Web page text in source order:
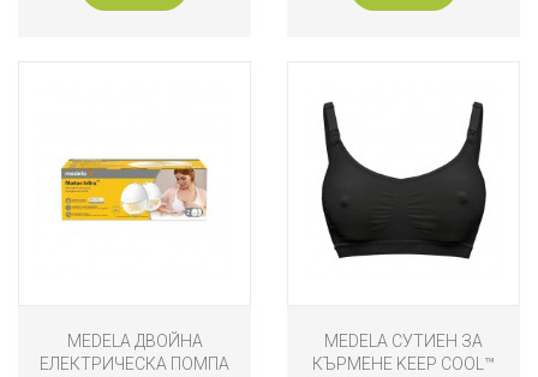
MEDELA ДВОЙНА
ЕЛЕКТРИЧЕСКА ПОМПА
MEDELA СУТИЕН ЗА
КЪРМЕНЕ KEEP COOL™